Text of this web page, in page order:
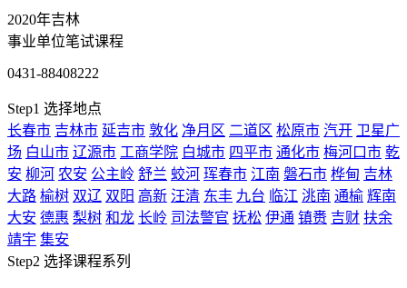
2020年吉林
事业单位笔试课程
0431-88408222
Step1 选择地点
长春市 吉林市 延吉市 敦化 净月区 二道区 松原市 汽开 卫星广
场 白山市 辽源市 工商学院 白城市 四平市 通化市 梅河口市 乾
安 柳河 农安 公主岭 舒兰 蛟河 珲春市 江南 磐石市 桦甸 吉林
大路 榆树 双辽 双阳 高新 汪清 东丰 九台 临江 洮南 通榆 辉南
大安 德惠 梨树 和龙 长岭 司法警官 抚松 伊通 镇赉 吉财 扶余
靖宇 集安
Step2 选择课程系列